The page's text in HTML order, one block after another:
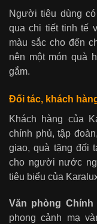
Người tiêu dùng
qua chi tiết tinh tế
màu sắc cho đến
nên một món quà
gắm.
Đối tác, khách
Khách hàng của
chính phủ, tập
giao, quà tặng đối
cho người nước
tiêu biểu của
Văn phòng Chính
phong cảnh mạ